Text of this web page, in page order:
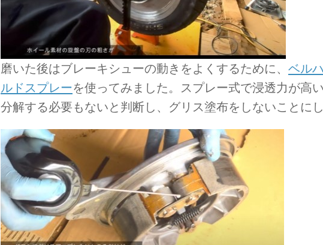
磨いた後はブレーキシューの動きをよくするために、 ベル
ルドスプレーを使ってみました。スプレー式で浸透力が高
分解する必要もないと判断し、グリス塗布をしないことにし